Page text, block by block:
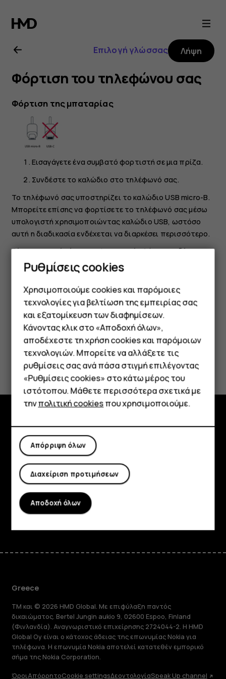
Οδηγίες
χρήσης
Nokia
4.2
Smartphone
Τηλέφωνα απλής χρήσης
Tablet
Επιλογή γλώσσας Λήψη
Φόρτιση του τηλεφώνου σας
Φόρτιση της μπαταρίας
Εισαγάγετε ένα συμβατό φορτιστή σε μια πρίζα.
Συνδέστε το καλώδιο στο τηλέφωνό σας.
Το τηλέφωνό σας υποστηρίζει το καλώδιο USB micro-B.
Μπορείτε επίσης να φορτίσετε το τηλέφωνό σας μέσω
υπολογιστή χρησιμοποιώντας καλώδιο USB, ωστόσο
αυτή η διαδικασία ενδέχεται να διαρκέσει περισσότερο.
Εάν η μπαταρία έχει αποφορτιστεί πλήρως, ενδέχεται
να χρειαστεί να περάσουν αρκετά λεπτά μέχρι να
εμφανιστεί στην οθόνη η ένδειξη φόρτισης της
μπαταρίας.
Το βρήκατε χρήσιμο;
Ναι Όχι
Εξερευνήστε
Πληροφορίες
Planet and people
Υποστήριξη
FacebookInstagram
TiktokYoutube
Greece
TM και © 2026 HMD Global. Με επιφύλαξη παντός
δικαιώματος. Bertel Jungin aukio 9, 02600 Espoo, Finland
(Φινλανδία). Αναγνωριστικό επιχείρησης 2724044-2. Η HMD
Global Oy είναι ο κάτοχος άδειας της επωνυμίας Nokia για
τηλέφωνα. Η επωνυμία Nokia αποτελεί κατατεθέν εμπορικό
σήμα της Nokia Corporation.
ΌροιΑπόρρητοCookie settingsΔεοντολογίαSpeak Up channel
Ρυθμίσεις cookies
Χρησιμοποιούμε cookies και παρόμοιες
τεχνολογίες για βελτίωση της εμπειρίας σας
και εξατομίκευση των διαφημίσεων.
Κάνοντας κλικ στο «Αποδοχή όλων»,
αποδέχεστε τη χρήση cookies και παρόμοιων
τεχνολογιών. Μπορείτε να αλλάξετε τις
ρυθμίσεις σας ανά πάσα στιγμή επιλέγοντας
«Ρυθμίσεις cookies» στο κάτω μέρος του
ιστότοπου. Μάθετε περισσότερα σχετικά με
τηνπολιτική cookiesπου χρησιμοποιούμε.
Απόρριψη όλων
Διαχείριση προτιμήσεων
Αποδοχή όλων